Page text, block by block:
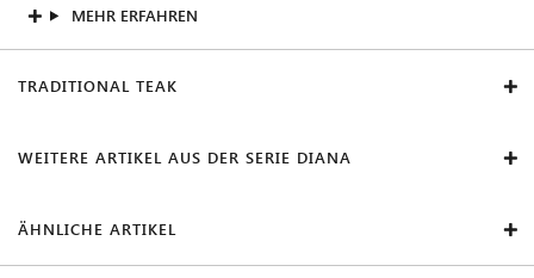
MEHR ERFAHREN
TRADITIONAL TEAK
WEITERE ARTIKEL AUS DER SERIE DIANA
ÄHNLICHE ARTIKEL